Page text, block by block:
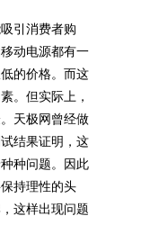
引消费者购
动电源都有一
的价格。而这
。但实际上，
天极网曾经做
结果证明，这
种问题。因此
持理性的头
这样出现问题